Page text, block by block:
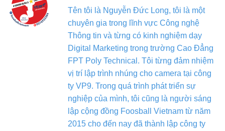
Tên tôi là Nguyễn Đức Long, tôi là một
chuyên gia trong lĩnh vực Công nghệ
Thông tin và từng có kinh nghiệm dạy
Digital Marketing trong trường Cao Đẳng
FPT Poly Technical. Tôi từng đảm nhiệm
vị trí lập trình nhúng cho camera tại công
ty VP9. Trong quá trình phát triển sự
nghiệp của mình, tôi cũng là người sáng
lập cộng đồng Foosball Vietnam từ năm
2015 cho đến nay đã thành lập công ty